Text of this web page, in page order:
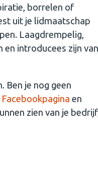
borrelen of
uit je lidmaatschap
Laagdrempelig,
en introducees zijn van
Ben je nog geen
Facebookpagina en
zien van je